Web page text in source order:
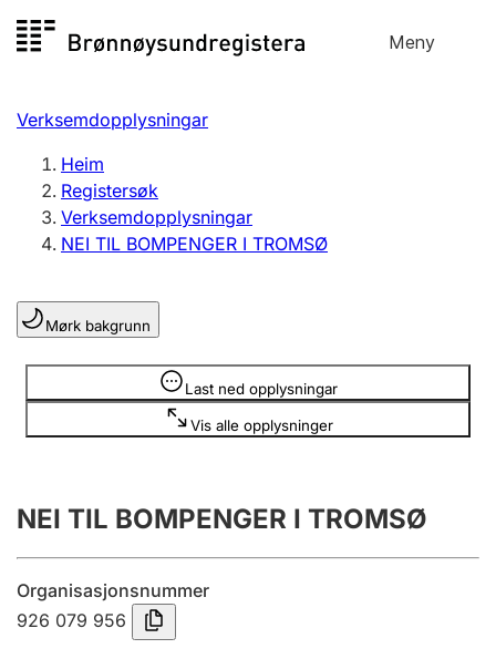
til
Meny
Registersøk
Aksjeselskap
Enkeltpersonføretak
Registrere, endre, slette
Lag og foreining
Registrere, endre, slette
Årsrekneskap
Innsending og forseinkingsgebyr
Verksemdopplysningar
Heim
Registersøk
Verksemdopplysningar
NEI TIL BOMPENGER I TROMSØ
Mørk bakgrunn
Last ned opplysningar
Vis alle opplysninger
Opplysninger er skjult
NEI TIL BOMPENGER I TROMSØ
Organisasjonsnummer
926 079 956